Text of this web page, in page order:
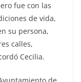
fue con las
de vida,
su persona,
calles,
Cecilia.